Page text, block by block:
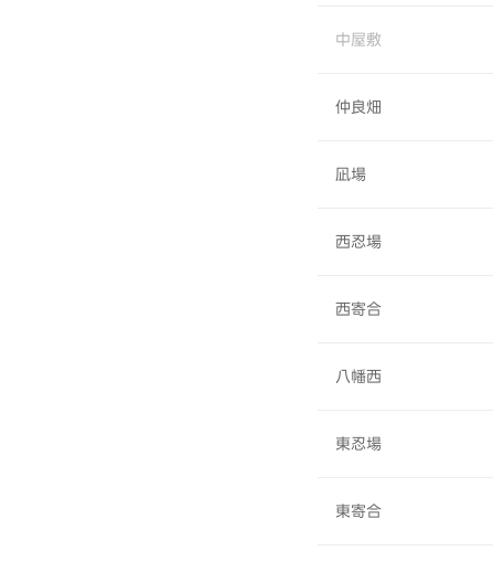
中屋敷
仲良畑
凪場
西忍場
西寄合
八幡西
東忍場
東寄合